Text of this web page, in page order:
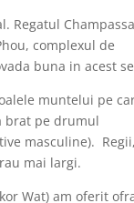
Regatul
complexul de
buna in acest
muntelui pe
brat pe drumul
masculine).
mai largi.
Wat) am oferit